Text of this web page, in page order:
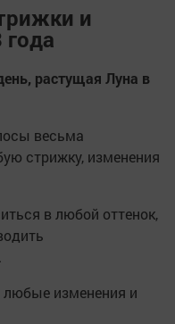
и
растущая Луна в
весьма
стрижку, изменения
в любой оттенок,
изменения и